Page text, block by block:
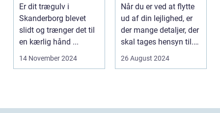
Er dit trægulv i
Skanderborg blevet
slidt og trænger det til
en kærlig hånd ...
14 November 2024
Når du er ved at flytte
ud af din lejlighed, er
der mange detaljer, der
skal tages hensyn til.
En af...
26 August 2024